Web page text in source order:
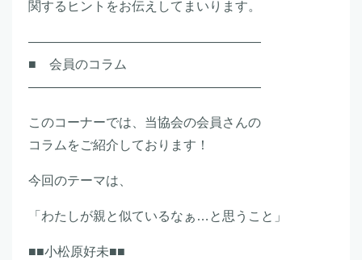
関するヒントをお伝えしてまいります。
――――――――――――――――――
■ 会員のコラム
――――――――――――――――――
このコーナーでは、当協会の会員さんの
コラムをご紹介しております！
今回のテーマは、
「わたしが親と似ているなぁ…と思うこと」
■■小松原好未■■